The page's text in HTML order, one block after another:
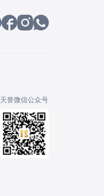
天誉微信公众号